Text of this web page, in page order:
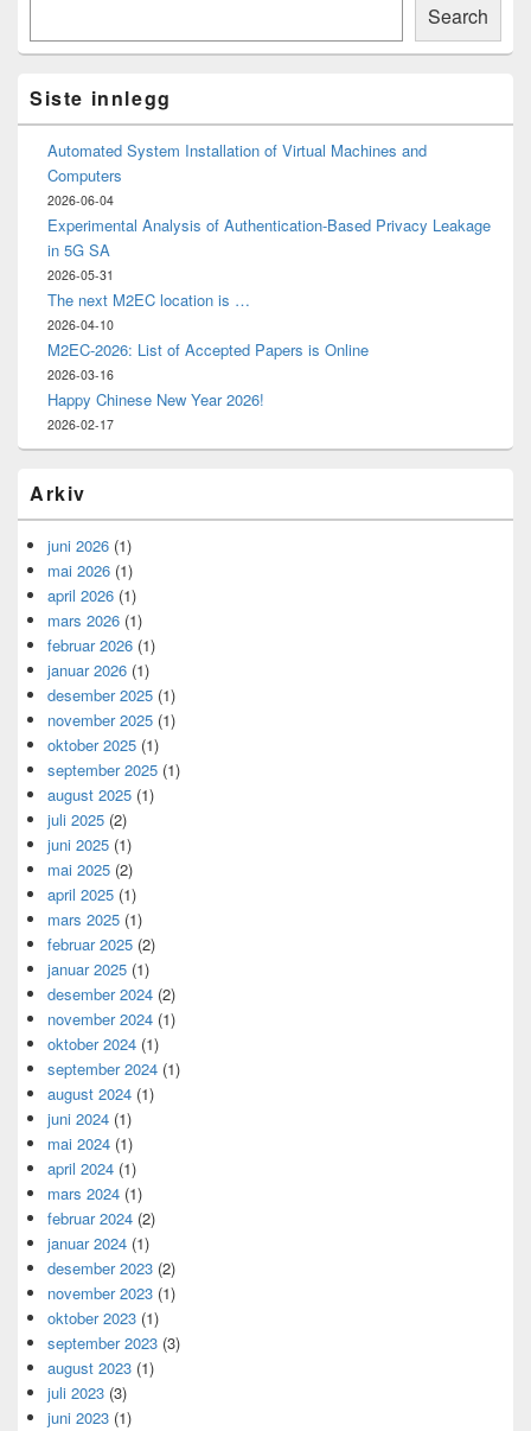
Area
Search
Siste innlegg
Automated System Installation of Virtual Machines and
Computers
2026-06-04
Experimental Analysis of Authentication-Based Privacy Leakage
in 5G SA
2026-05-31
The next M2EC location is …
2026-04-10
M2EC-2026: List of Accepted Papers is Online
2026-03-16
Happy Chinese New Year 2026!
2026-02-17
Arkiv
juni 2026 (1)
mai 2026 (1)
april 2026 (1)
mars 2026 (1)
februar 2026 (1)
januar 2026 (1)
desember 2025 (1)
november 2025 (1)
oktober 2025 (1)
september 2025 (1)
august 2025 (1)
juli 2025 (2)
juni 2025 (1)
mai 2025 (2)
april 2025 (1)
mars 2025 (1)
februar 2025 (2)
januar 2025 (1)
desember 2024 (2)
november 2024 (1)
oktober 2024 (1)
september 2024 (1)
august 2024 (1)
juni 2024 (1)
mai 2024 (1)
april 2024 (1)
mars 2024 (1)
februar 2024 (2)
januar 2024 (1)
desember 2023 (2)
november 2023 (1)
oktober 2023 (1)
september 2023 (3)
august 2023 (1)
juli 2023 (3)
juni 2023 (1)